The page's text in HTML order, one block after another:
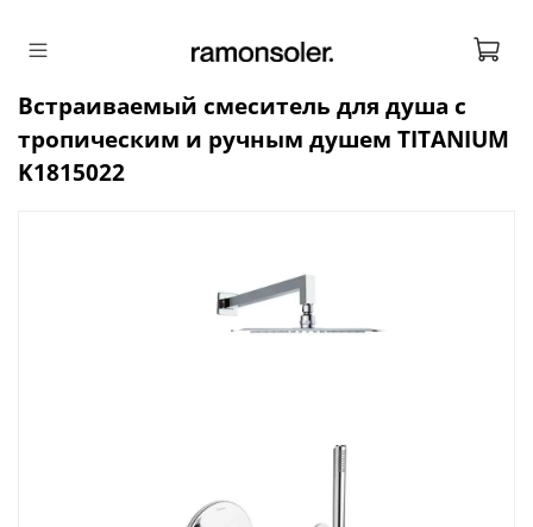
Встраиваемый смеситель для душа с
тропическим и ручным душем TITANIUM
K1815022